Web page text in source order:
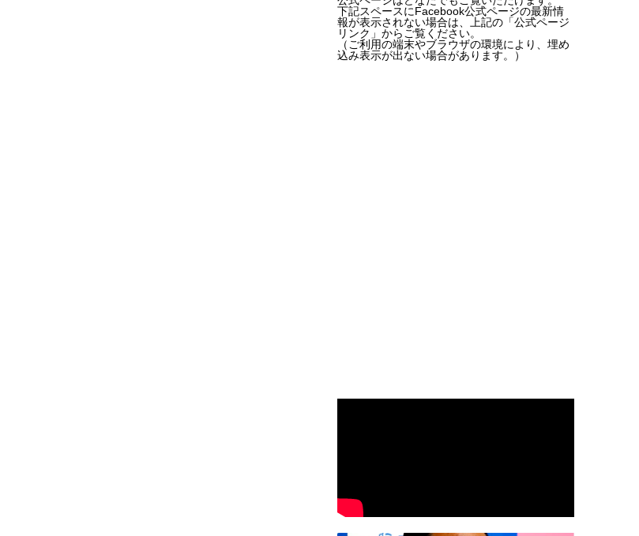
下記スペースにFacebook公式ページの最新情
報が表示されない場合は、上記の「公式ページ
リンク」からご覧ください。
（ご利用の端末やブラウザの環境により、埋め
込み表示が出ない場合があります。）